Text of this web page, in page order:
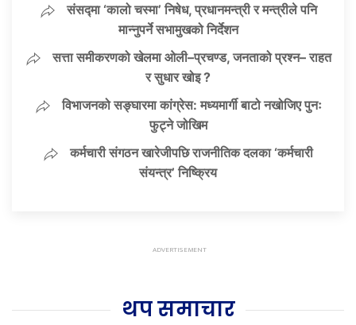
संसद्मा ‘कालो चस्मा’ निषेध, प्रधानमन्त्री र मन्त्रीले पनि
मान्नुपर्ने सभामुखको निर्देशन
सत्ता समीकरणको खेलमा ओली–प्रचण्ड, जनताको प्रश्न– राहत
र सुधार खोइ ?
विभाजनको सङ्घारमा कांग्रेस: मध्यमार्गी बाटो नखोजिए पुनः
फुट्ने जोखिम
कर्मचारी संगठन खारेजीपछि राजनीतिक दलका ‘कर्मचारी
संयन्त्र’ निष्क्रिय
थप समाचार